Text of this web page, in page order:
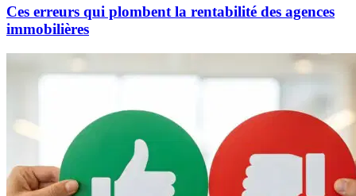
Ces erreurs qui plombent la rentabilité des agences
immobilières